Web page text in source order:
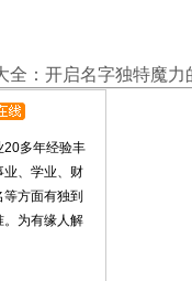
全：开启名字独特魔力